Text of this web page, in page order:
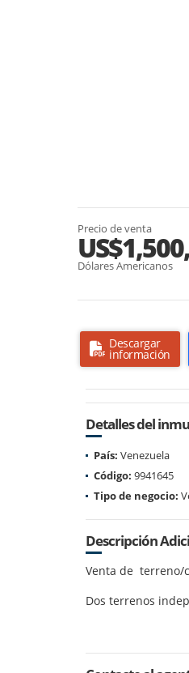
Precio de venta
Dólares Americanos
Descargar
información
Detalles del
País: Venezuela
Código: 9941645
Tipo de negocio:
Descripción
Venta de terreno/
Dos terrenos